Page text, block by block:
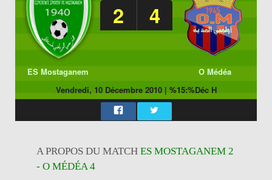
2 4
ES Mostaganem
O Médéa
Vendredi, 10 Décembre 2010| %15:%Déc H
A PROPOS DU MATCH ES MOSTAGANEM 2
- O MÉDÉA 4